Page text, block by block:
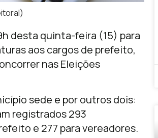
desta quinta-feira (15) para
aos cargos de prefeito,
nas Eleições
sede e por outros dois:
registrados 293
e 277 para vereadores.